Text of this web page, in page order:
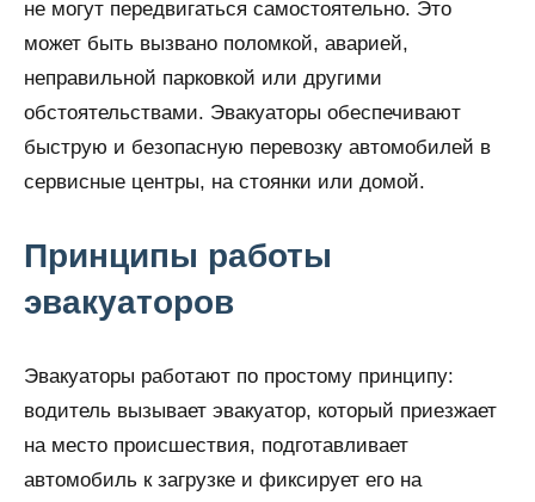
не могут передвигаться самостоятельно. Это
может быть вызвано поломкой, аварией,
неправильной парковкой или другими
обстоятельствами. Эвакуаторы обеспечивают
быструю и безопасную перевозку автомобилей в
сервисные центры, на стоянки или домой.
Принципы работы
эвакуаторов
Эвакуаторы работают по простому принципу:
водитель вызывает эвакуатор, который приезжает
на место происшествия, подготавливает
автомобиль к загрузке и фиксирует его на